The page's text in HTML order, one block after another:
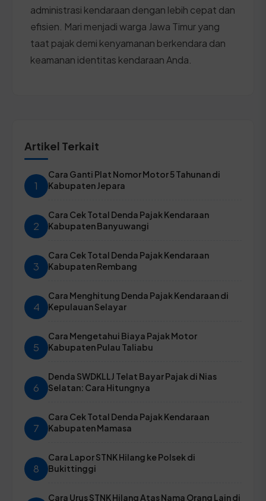
administrasi kendaraan dengan lebih cepat dan
efisien. Mari menjadi warga Jawa Timur yang
taat pajak demi kenyamanan berkendara dan
keamanan identitas kendaraan Anda.
Artikel Terkait
1
Cara Ganti Plat Nomor Motor 5 Tahunan di
Kabupaten Jepara
2
Cara Cek Total Denda Pajak Kendaraan
Kabupaten Banyuwangi
3
Cara Cek Total Denda Pajak Kendaraan
Kabupaten Rembang
4
Cara Menghitung Denda Pajak Kendaraan di
Kepulauan Selayar
5
Cara Mengetahui Biaya Pajak Motor
Kabupaten Pulau Taliabu
6
Denda SWDKLLJ Telat Bayar Pajak di Nias
Selatan: Cara Hitungnya
7
Cara Cek Total Denda Pajak Kendaraan
Kabupaten Mamasa
8
Cara Lapor STNK Hilang ke Polsek di
Bukittinggi
Cara Urus STNK Hilang Atas Nama Orang Lain di